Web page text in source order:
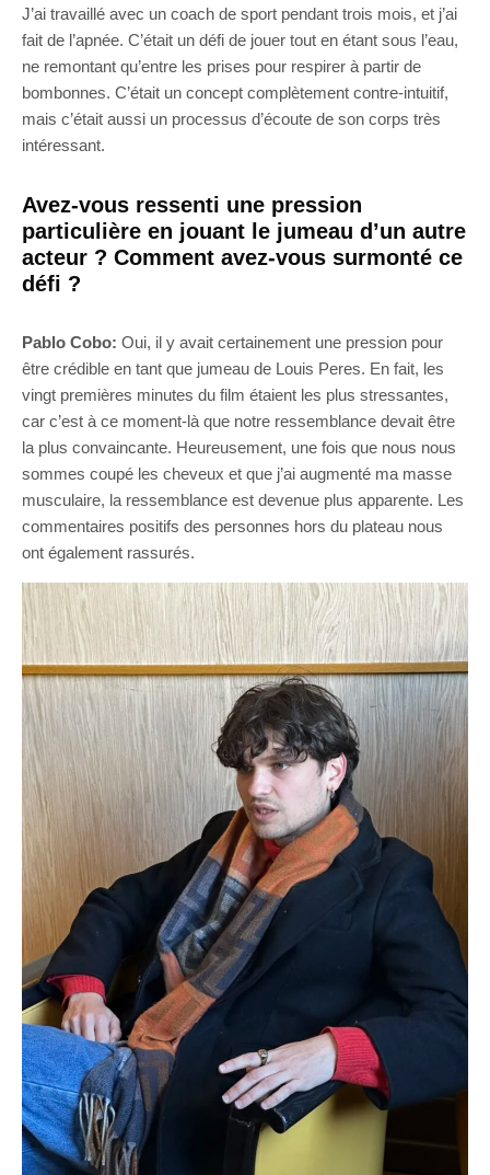
J’ai travaillé avec un coach de sport pendant trois mois, et j’ai
fait de l’apnée. C’était un défi de jouer tout en étant sous l’eau,
ne remontant qu’entre les prises pour respirer à partir de
bombonnes. C’était un concept complètement contre-intuitif,
mais c’était aussi un processus d’écoute de son corps très
intéressant.
Avez-vous ressenti une pression
particulière en jouant le jumeau d’un autre
acteur ? Comment avez-vous surmonté ce
défi ?
Pablo Cobo: Oui, il y avait certainement une pression pour
être crédible en tant que jumeau de Louis Peres. En fait, les
vingt premières minutes du film étaient les plus stressantes,
car c’est à ce moment-là que notre ressemblance devait être
la plus convaincante. Heureusement, une fois que nous nous
sommes coupé les cheveux et que j’ai augmenté ma masse
musculaire, la ressemblance est devenue plus apparente. Les
commentaires positifs des personnes hors du plateau nous
ont également rassurés.